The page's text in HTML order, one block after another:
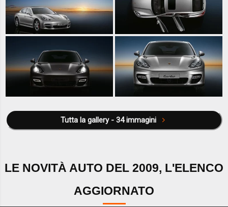
Tutta la gallery - 34 immagini
LE NOVITÀ AUTO DEL 2009, L'ELENCO
AGGIORNATO